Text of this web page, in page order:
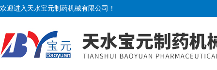
欢迎进入天水宝元制药机械有限公司！